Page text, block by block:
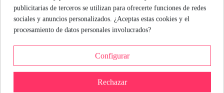
Sexóloga de Industrial Erótica
Ver perfil
Detalles del producto
publicitarias de terceros se utilizan para ofrecerte funciones de redes
sociales y anuncios personalizados. ¿Aceptas estas cookies y el
procesamiento de datos personales involucrados?
Configurar
Rechazar